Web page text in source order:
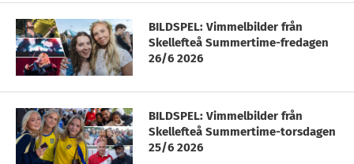
BILDSPEL: Vimmelbilder från
Skellefteå Summertime-fredagen
26/6 2026
BILDSPEL: Vimmelbilder från
Skellefteå Summertime-torsdagen
25/6 2026